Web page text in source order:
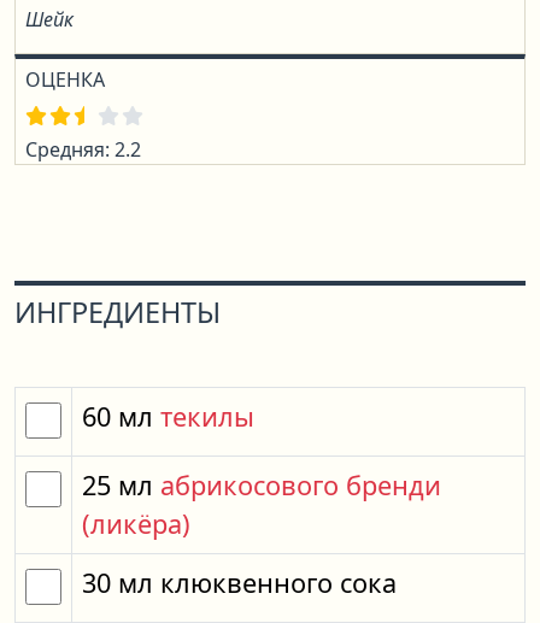
Шейк
ОЦЕНКА
Средняя: 2.2
ИНГРЕДИЕНТЫ
60 мл текилы
25 мл абрикосового бренди
(ликёра)
30 мл клюквенного сока